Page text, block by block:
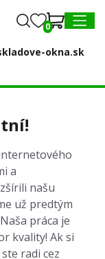
0
okna.sk
0
a
našu
už predtým
práca je
kvality! Ak si
radi cez